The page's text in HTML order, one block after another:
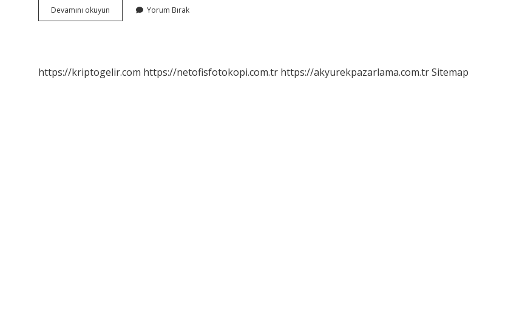
Devamını okuyun Sindirim
Katabolik
Yorum Bırak
https://kriptogelir.com https://netofisfotokopi.com.tr https://akyurekpazarlama.com.trSitemap